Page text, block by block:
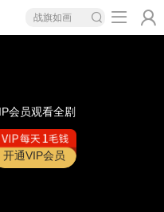
战旗如画
会员观看全剧
开通VIP会员